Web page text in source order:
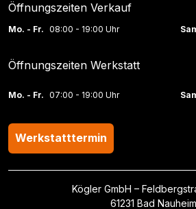
Öffnungszeiten Verkauf
Mo. - Fr. 08:00 - 19:00 Uhr
Öffnungszeiten Werkstatt
Werkstatttermin
Mo. - Fr. 07:00 - 19:00 Uhr
Kögler GmbH –
61231 Bad Nauheim